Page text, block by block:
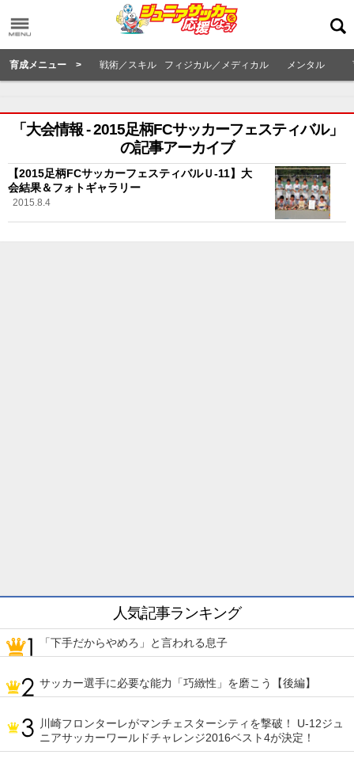
育成メニュー > 戦術／スキル フィジカル／メディカル メンタル
「大会情報 - 2015足柄FCサッカーフェスティバル」
の記事アーカイブ
【2015足柄FCサッカーフェスティバルＵ-11】大
会結果＆フォトギャラリー
2015.8.4
人気記事ランキング
「下手だからやめろ」と言われる息子
サッカー選手に必要な能力「巧緻性」を磨こう【後編】
川崎フロンターレがマンチェスターシティを撃破！ U-12ジュ
ニアサッカーワールドチャレンジ2016ベスト4が決定！